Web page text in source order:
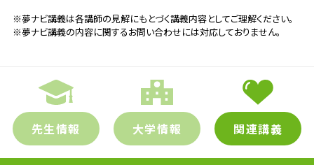
※夢ナビ講義は各講師の見解にもとづく講義内容としてご理解ください。
※夢ナビ講義の内容に関するお問い合わせには対応しておりません。
先生情報 大学情報 関連講義